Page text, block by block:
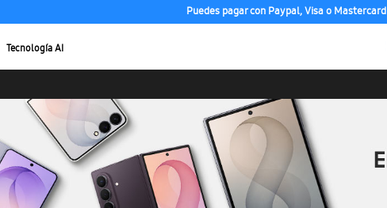
Puedes pagar con Paypal, Visa o Mastercard
Tecnología AI